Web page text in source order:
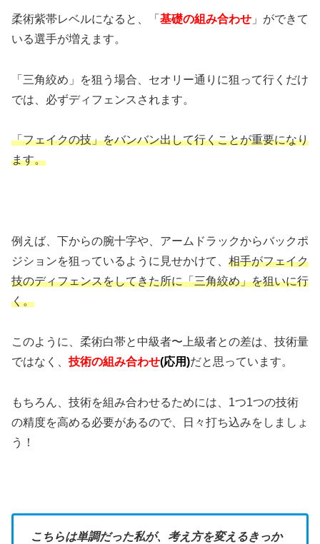
柔術紫帯レベルになると、「 基礎の組み合わせ 」ができて
いる選手が増えます。
「三角絞め」を狙う場合、セオリー通りに狙って行くだけ
では、必ずディフェンスされます。
「フェイクの技」をバンバン出して行くことが重要になり
ます。
例えば、下からの腕十字や、アームドラックからバックポ
ジションを狙っているように見せかけて、 相手がフェイク
技のディフェンスをしてきた所に「三角絞め」を狙いに行
く。
このように、柔術白帯と中級者〜上級者との差は、技術量
ではなく、 技術の組み合わせ(応用)だと思っています。
もちろん、技術を組み合わせるためには、1つ1つの技術
の精度を高める必要があるので、日々打ち込みをしましょ
う！
こちらは単調だった私が、考え方を変えるきっか